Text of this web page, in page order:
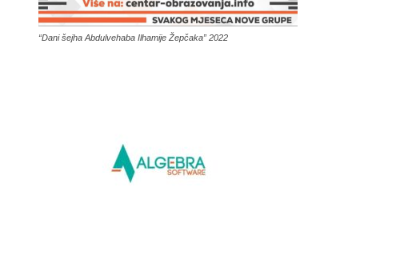
“Dani šejha Abdulvehaba Ilhamije Žepčaka” 2022